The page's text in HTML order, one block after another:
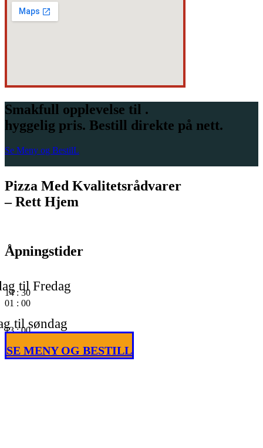
Smakfull opplevelse til .
hyggelig pris. Bestill direkte på nett.
Se Meny og BestilL
Pizza Med Kvalitetsrådvarer
– Rett Hjem
Åpningstider
til Fredag
14 : 30
01 : 00
til søndag
13: 00
SE MENY OG BESTILL